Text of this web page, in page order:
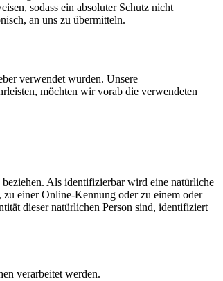
sodass ein absoluter Schutz nicht
an uns zu übermitteln.
verwendet wurden. Unsere
möchten wir vorab die verwendeten
Als identifizierbar wird eine natürliche
einer Online-Kennung oder zu einem oder
dieser natürlichen Person sind, identifiziert
verarbeitet werden.